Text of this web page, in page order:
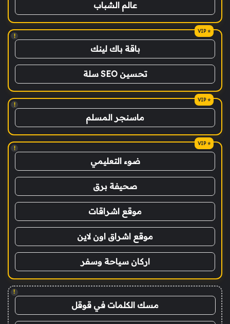
عالم الشباب
!
باقة باك لينك
تحسين SEO سلة
!
ماسنجر المسلم
!
ضوء التعليمي
صحيفة برق
موقع اشراقات
موقع اشراق اون لاين
اركان سياحة وسفر
!
مسك الكلمات في قوقل